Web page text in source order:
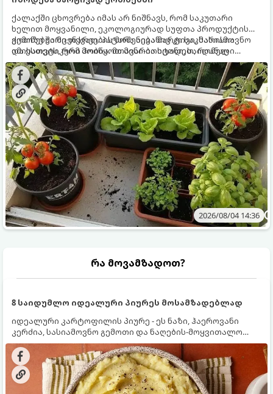
ქალაქში ცხოვრება იმას არ ნიშნავს, რომ საკუთარი
ხელით მოყვანილი, ეკოლოგიურად სუფთა პროდუქტის
გემოზე უარი თქვათ. პატარა აივანიც კი საკმარისია
იმისათვის, რომ მოიწყოთ მინი-ბოსტანი, საიდანაც
ყოველდღიურად ახალ, არომატულ მწვანილსა და
ბოსტნეულს მოკრეფთ.
ქოთნებში მცენარეების მოშენება მარტივი, სასიამოვნო
და ესთეტიკური ჰობია. მთავარია იცოდეთ, რომელი
კულტურები ეგუებიან ქოთნის პირობებს ყველაზე კარგად
და როგორ მოუაროთ მათ სწორად.
2026/08/04 14:36
რა მოვამზადოთ?
8 საიდუმლო იდეალური პიურეს მოსამზადებლად
იდეალური კარტოფილის პიურე - ეს ნაზი, ჰაეროვანი
კერძია, სასიამოვნო გემოთი და ნაღების-მოყვითალო
ფერით. მისი მომზადება ძალიან მარტივია, მაგრამ
არსებობს რამდენიმე საიდუმლო, რომლებიც უნდა
იცოდეთ, რომ პიურე იდეალურად გემრიელი გამოვიდეს.